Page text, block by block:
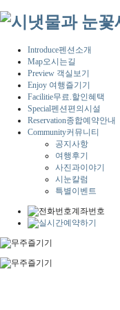
Introduce펜션소개
Map오시는길
Preview 객실보기
Enjoy 여행즐기기
Facilitie무료.할인혜택
Special펜션편의시설
Reservation종합예약안내
Community커뮤니티
공지사항
여행후기
사진과이야기
시눈칼럼
특별이벤트